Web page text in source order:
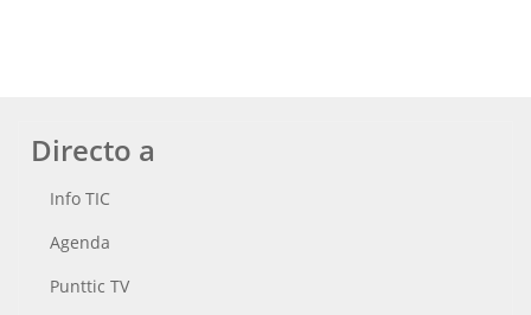
Directo a
Info TIC
Agenda
Punttic TV